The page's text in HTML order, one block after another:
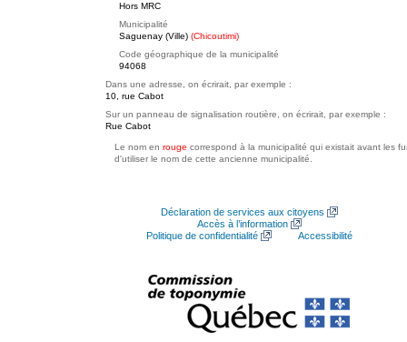
Hors MRC
Municipalité
Saguenay (Ville) (Chicoutimi)
Code géographique de la municipalité
94068
Dans une adresse, on écrirait, par exemple :
10, rue Cabot
Sur un panneau de signalisation routière, on écrirait, par exemple :
Rue Cabot
Le nom en rouge correspond à la municipalité qui existait avant les
d'utiliser le nom de cette ancienne municipalité.
Déclaration de services aux citoyens
Accès à l’information
Politique de confidentialité
Accessibilité